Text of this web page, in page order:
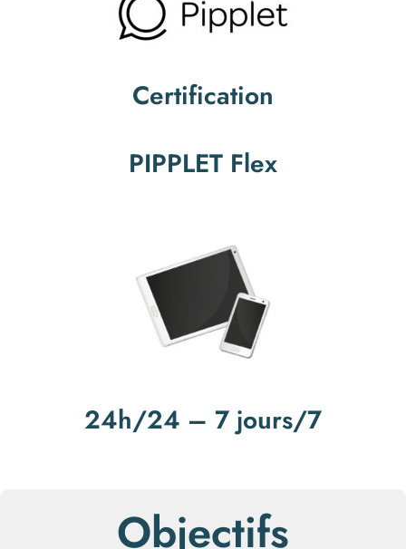
Certification
PIPPLET Flex
24h/24 – 7 jours/7
Objectifs